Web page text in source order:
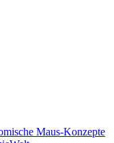
Maus-Konzepte